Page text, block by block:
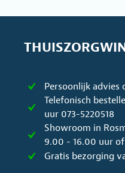
Persoonlijk advies
Telefonisch
uur 073-5220518
Showroom in
9.00 - 16.00 uur
Gratis bezorging